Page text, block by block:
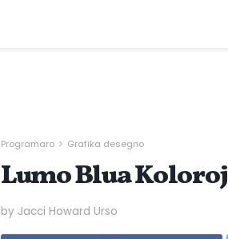
Programaro Grafika desegno
Lumo Blua Koloroj
by Jacci Howard Urso